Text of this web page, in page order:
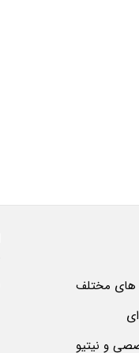
های مختلف
و نیتیو